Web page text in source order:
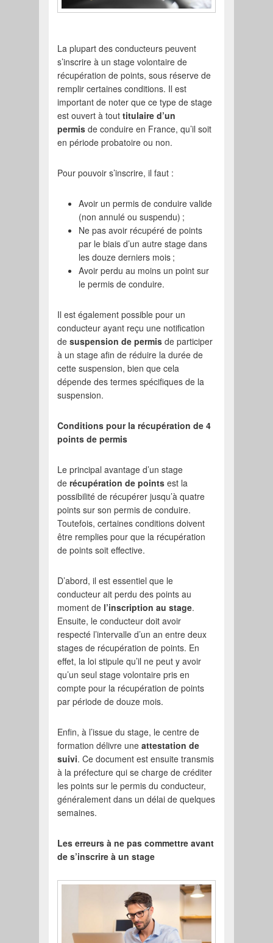
La plupart des conducteurs peuvent
s’inscrire à un stage volontaire de
récupération de points, sous réserve de
remplir certaines conditions. Il est
important de noter que ce type de stage
est ouvert à touttitulaire d’un
permis de conduire en France, qu’il soit
en période probatoire ou non.
Pour pouvoir s’inscrire, il faut :
Avoir un permis de conduire valide
(non annulé ou suspendu) ;
Ne pas avoir récupéré de points
par le biais d’un autre stage dans
les douze derniers mois ;
Avoir perdu au moins un point sur
le permis de conduire.
Il est également possible pour un
conducteur ayant reçu une notification
desuspension de permis de participer
à un stage afin de réduire la durée de
cette suspension, bien que cela
dépende des termes spécifiques de la
suspension.
Conditions pour la récupération de 4
points de permis
Le principal avantage d’un stage
derécupération de points est la
possibilité de récupérer jusqu’à quatre
points sur son permis de conduire.
Toutefois, certaines conditions doivent
être remplies pour que la récupération
de points soit effective.
D’abord, il est essentiel que le
conducteur ait perdu des points au
moment de l’inscription au stage.
Ensuite, le conducteur doit avoir
respecté l’intervalle d’un an entre deux
stages de récupération de points. En
effet, la loi stipule qu’il ne peut y avoir
qu’un seul stage volontaire pris en
compte pour la récupération de points
par période de douze mois.
Enfin, à l’issue du stage, le centre de
formation délivre uneattestation de
suivi. Ce document est ensuite transmis
à la préfecture qui se charge de créditer
les points sur le permis du conducteur,
généralement dans un délai de quelques
semaines.
Les erreurs à ne pas commettre avant
de s’inscrire à un stage